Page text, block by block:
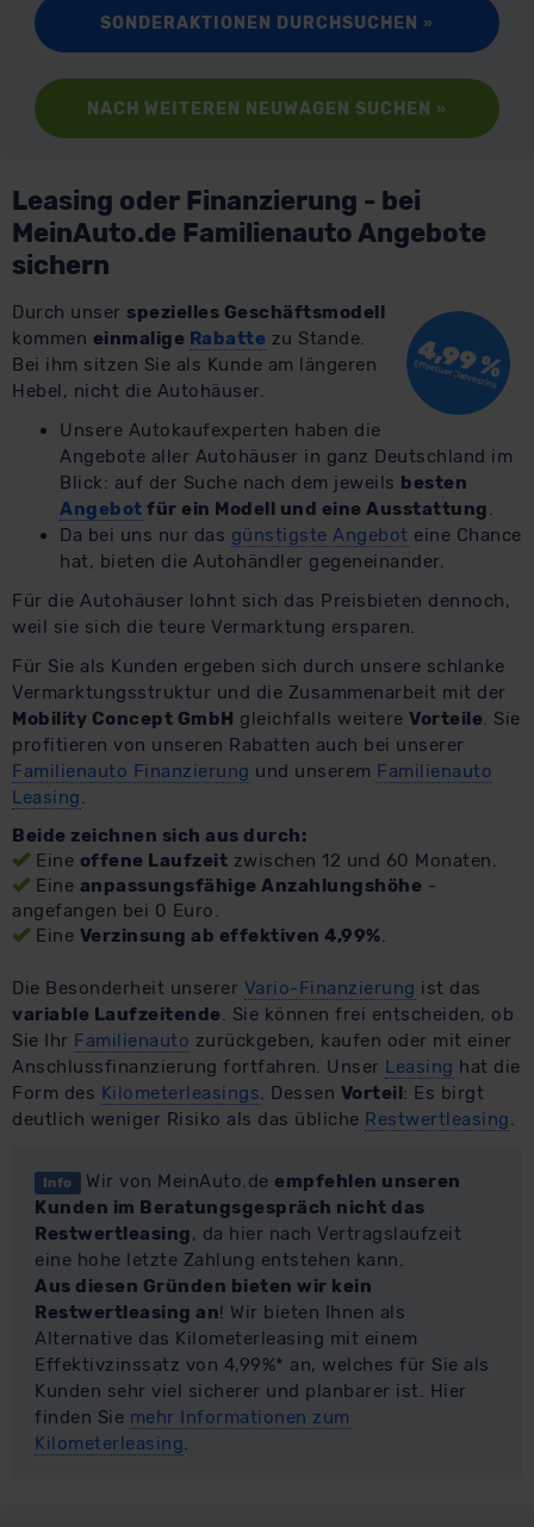
SONDERAKTIONEN DURCHSUCHEN »
NACH WEITEREN NEUWAGEN SUCHEN »
Leasing oder Finanzierung - bei
MeinAuto.de Familienauto Angebote
sichern
Durch unser spezielles Geschäftsmodell
kommen einmalige Rabatte zu Stande.
Bei ihm sitzen Sie als Kunde am längeren
Hebel, nicht die Autohäuser.
Unsere Autokaufexperten haben die
Angebote aller Autohäuser in ganz Deutschland im
Blick: auf der Suche nach dem jeweils besten
Angebot für ein Modell und eine Ausstattung.
Da bei uns nur das günstigste Angebot eine Chance
hat, bieten die Autohändler gegeneinander.
Für die Autohäuser lohnt sich das Preisbieten dennoch,
weil sie sich die teure Vermarktung ersparen.
Für Sie als Kunden ergeben sich durch unsere schlanke
Vermarktungsstruktur und die Zusammenarbeit mit der
Mobility Concept GmbH gleichfalls weitere Vorteile. Sie
profitieren von unseren Rabatten auch bei unserer
Familienauto Finanzierung und unserem Familienauto
Leasing.
Beide zeichnen sich aus durch:
Eine offene Laufzeit zwischen 12 und 60 Monaten.
Eine anpassungsfähige Anzahlungshöhe -
angefangen bei 0 Euro.
Eine Verzinsung ab effektiven 4,99%.
Die Besonderheit unserer Vario-Finanzierung ist das
variable Laufzeitende. Sie können frei entscheiden, ob
Sie Ihr Familienauto zurückgeben, kaufen oder mit einer
Anschlussfinanzierung fortfahren. Unser Leasing hat die
Form des Kilometerleasings. Dessen Vorteil: Es birgt
deutlich weniger Risiko als das übliche Restwertleasing.
Info Wir von MeinAuto.de empfehlen unseren
Kunden im Beratungsgespräch nicht das
Restwertleasing, da hier nach Vertragslaufzeit
eine hohe letzte Zahlung entstehen kann.
Aus diesen Gründen bieten wir kein
Restwertleasing an! Wir bieten Ihnen als
Alternative das Kilometerleasing mit einem
Effektivzinssatz von 4,99%* an, welches für Sie als
Kunden sehr viel sicherer und planbarer ist. Hier
finden Sie mehr Informationen zum
Kilometerleasing.